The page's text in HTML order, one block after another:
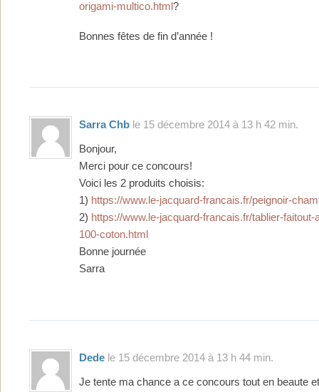
origami-multico.html ?
Bonnes fêtes de fin d’année !
Sarra Chb le 15 décembre 2014 à 13 h 42 min.
Bonjour,
Merci pour ce concours!
Voici les 2 produits choisis:
1) https://www.le-jacquard-francais.fr/peignoir-
2) https://www.le-jacquard-francais.fr/tablier-
100-coton.html
Bonne journée
Sarra
Dede le 15 décembre 2014 à 13 h 44 min.
Je tente ma chance a ce concours tout en beaute